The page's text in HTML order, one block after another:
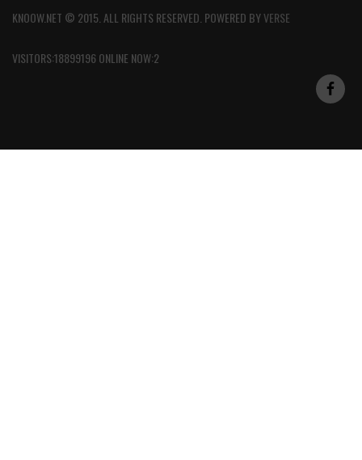
KNOOW.NET © 2015. ALL RIGHTS RESERVED. POWERED BYVERSE
VISITORS:18899196 ONLINE NOW:2